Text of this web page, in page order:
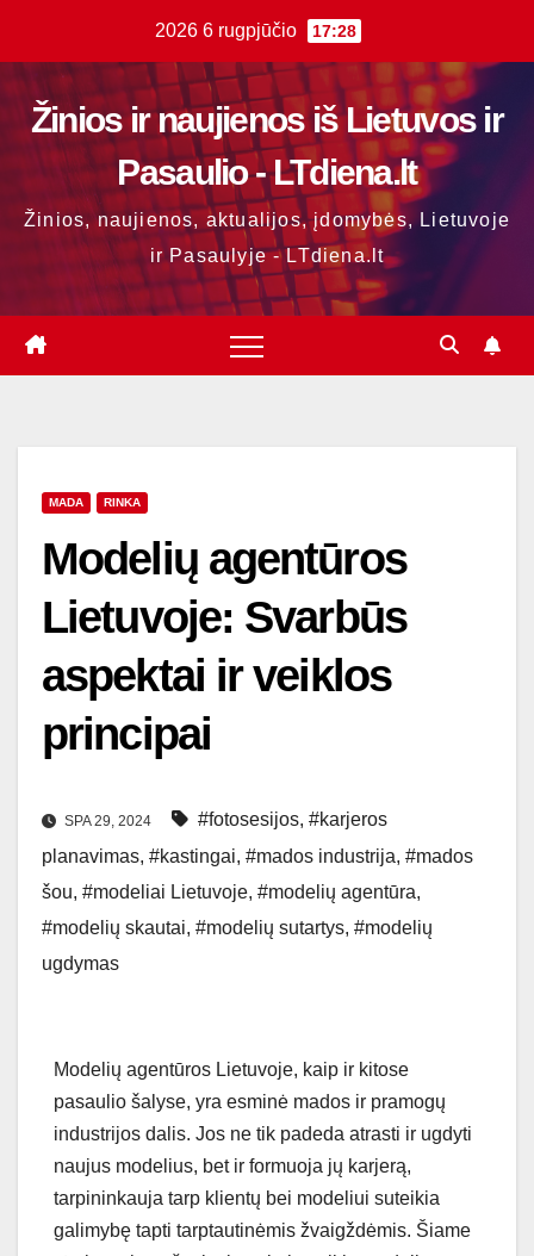
content
2026 6 rugpjūčio 17:28
Žinios ir naujienos iš Lietuvos ir
Pasaulio - LTdiena.lt
Žinios, naujienos, aktualijos, įdomybės, Lietuvoje
ir Pasaulyje - LTdiena.lt
MADA RINKA
Modelių agentūros
Lietuvoje: Svarbūs
aspektai ir veiklos
principai
SPA 29, 2024 #fotosesijos, #karjeros
planavimas, #kastingai, #mados industrija, #mados
šou, #modeliai Lietuvoje, #modelių agentūra,
#modelių skautai, #modelių sutartys, #modelių
ugdymas
Modelių agentūros Lietuvoje, kaip ir kitose
pasaulio šalyse, yra esminė mados ir pramogų
industrijos dalis. Jos ne tik padeda atrasti ir ugdyti
naujus modelius, bet ir formuoja jų karjerą,
tarpininkauja tarp klientų bei modeliui suteikia
galimybę tapti tarptautinėmis žvaigždėmis. Šiame